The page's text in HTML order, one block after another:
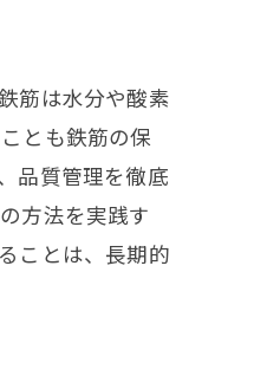
筋は水分や酸素
とも鉄筋の保
品質管理を徹底
方法を実践す
ことは、長期的